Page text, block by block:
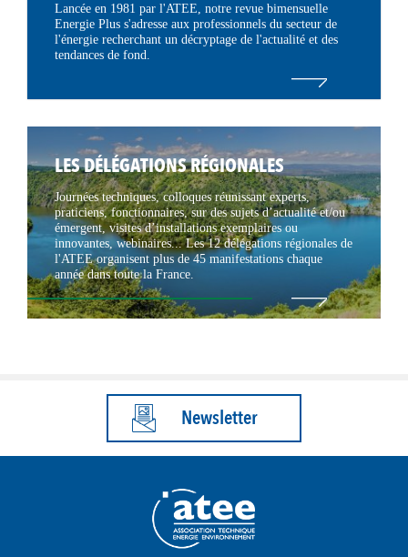
Lancée en 1981 par l'ATEE, notre revue bimensuelle
Energie Plus s'adresse aux professionnels du secteur de
l'énergie recherchant un décryptage de l'actualité et des
tendances de fond.
LES DÉLÉGATIONS RÉGIONALES
Journées techniques, colloques réunissant experts,
praticiens, fonctionnaires, sur des sujets d’actualité et/ou
émergent, visites d’installations exemplaires ou
innovantes, webinaires... Les 12 délégations régionales de
l'ATEE organisent plus de 45 manifestations chaque
année dans toute la France.
Newsletter